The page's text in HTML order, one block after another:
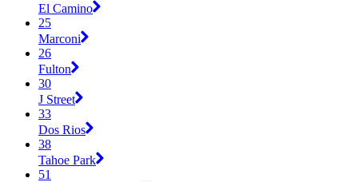
El Camino
25
Marconi
26
Fulton
30
J Street
33
Dos Rios
38
Tahoe Park
51